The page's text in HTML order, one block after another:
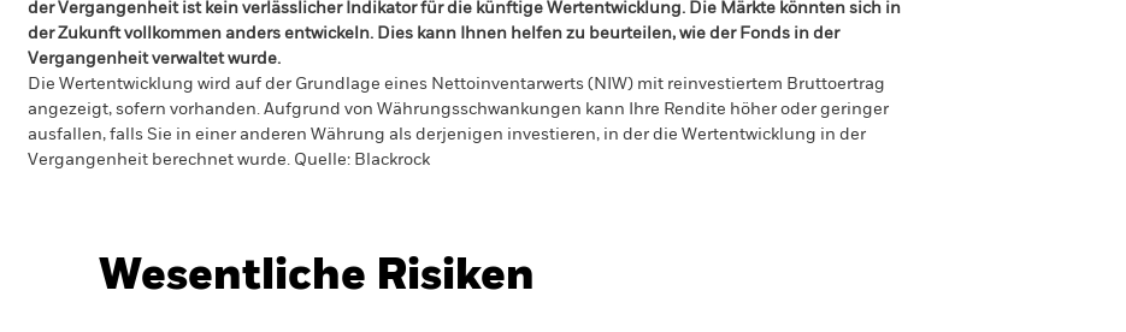
der Vergangenheit ist kein verlässlicher Indikator für die künftige Wertentwicklung. Die Märkte könnten sich in
der Zukunft vollkommen anders entwickeln. Dies kann Ihnen helfen zu beurteilen, wie der Fonds in der
Vergangenheit verwaltet wurde.
Die Wertentwicklung wird auf der Grundlage eines Nettoinventarwerts (NIW) mit reinvestiertem Bruttoertrag
angezeigt, sofern vorhanden. Aufgrund von Währungsschwankungen kann Ihre Rendite höher oder geringer
ausfallen, falls Sie in einer anderen Währung als derjenigen investieren, in der die Wertentwicklung in der
Vergangenheit berechnet wurde. Quelle: Blackrock
Wesentliche Risiken